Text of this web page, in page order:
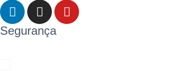
Segurança